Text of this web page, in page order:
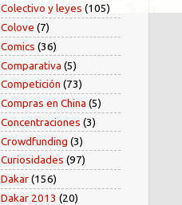
Colectivo y leyes (105)
Colove (7)
Comics (36)
Comparativa (5)
Competición (73)
Compras en China (5)
Concentraciones (3)
Crowdfunding (3)
Curiosidades (97)
Dakar(156)
Dakar 2013 (20)